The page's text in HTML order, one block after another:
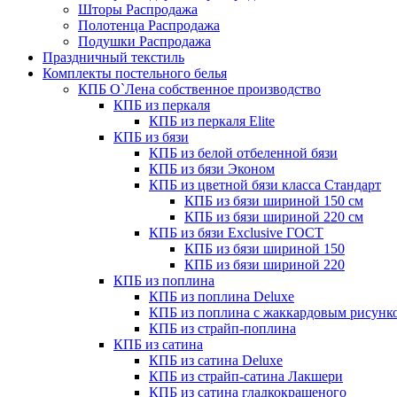
Шторы Распродажа
Полотенца Распродажа
Подушки Распродажа
Праздничный текстиль
Комплекты постельного белья
КПБ О`Лена собственное производство
КПБ из перкаля
КПБ из перкаля Elite
КПБ из бязи
КПБ из белой отбеленной бязи
КПБ из бязи Эконом
КПБ из цветной бязи класса Стандарт
КПБ из бязи шириной 150 см
КПБ из бязи шириной 220 см
КПБ из бязи Exclusive ГОСТ
КПБ из бязи шириной 150
КПБ из бязи шириной 220
КПБ из поплина
КПБ из поплина Deluxe
КПБ из поплина с жаккардовым
КПБ из страйп-поплина
КПБ из сатина
КПБ из сатина Deluxe
КПБ из страйп-сатина Лакшери
КПБ из сатина гладкокрашеного